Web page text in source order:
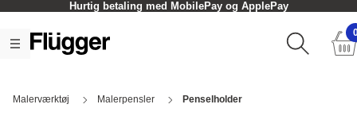
Hurtig betaling med MobilePay og ApplePay
Malerværktøj Malerpensler Penselholder